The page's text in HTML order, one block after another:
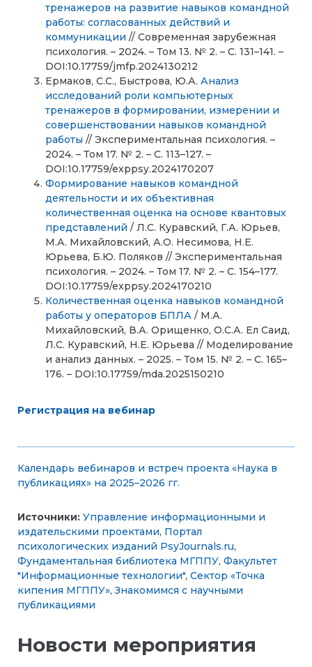
тренажеров на развитие навыков командной
работы: согласованных действий и
коммуникации // Современная зарубежная
психология. – 2024. – Том 13. № 2. – С. 131–141. –
DOI:10.17759/jmfp.2024130212
Ермаков, С.С., Быстрова, Ю.А. Анализ
исследований роли компьютерных
тренажеров в формировании, измерении и
совершенствовании навыков командной
работы // Экспериментальная психология. –
2024. – Том 17. № 2. – С. 113–127. –
DOI:10.17759/exppsy.2024170207
Формирование навыков командной
деятельности и их объективная
количественная оценка на основе квантовых
представлений / Л.С. Куравский, Г.А. Юрьев,
М.А. Михайловский, А.О. Несимова, Н.Е.
Юрьева, Б.Ю. Поляков // Экспериментальная
психология. – 2024. – Том 17. № 2. – С. 154–177.
DOI:10.17759/exppsy.2024170210
Количественная оценка навыков командной
работы у операторов БПЛА / М.А.
Михайловский, В.А. Орищенко, О.С.А. Ел Саид,
Л.С. Куравский, Н.Е. Юрьева // Моделирование
и анализ данных. – 2025. – Том 15. № 2. – С. 165–
176. – DOI:10.17759/mda.2025150210
Регистрация на вебинар
Календарь вебинаров и встреч проекта «Наука в
публикациях» на 2025–2026 гг.
Источники: Управление информационными и
издательскими проектами, Портал
психологических изданий PsyJournals.ru,
Фундаментальная библиотека МГППУ, Факультет
"Информационные технологии", Сектор «Точка
кипения МГППУ»,Знакомимся с научными
публикациями
Новости мероприятия